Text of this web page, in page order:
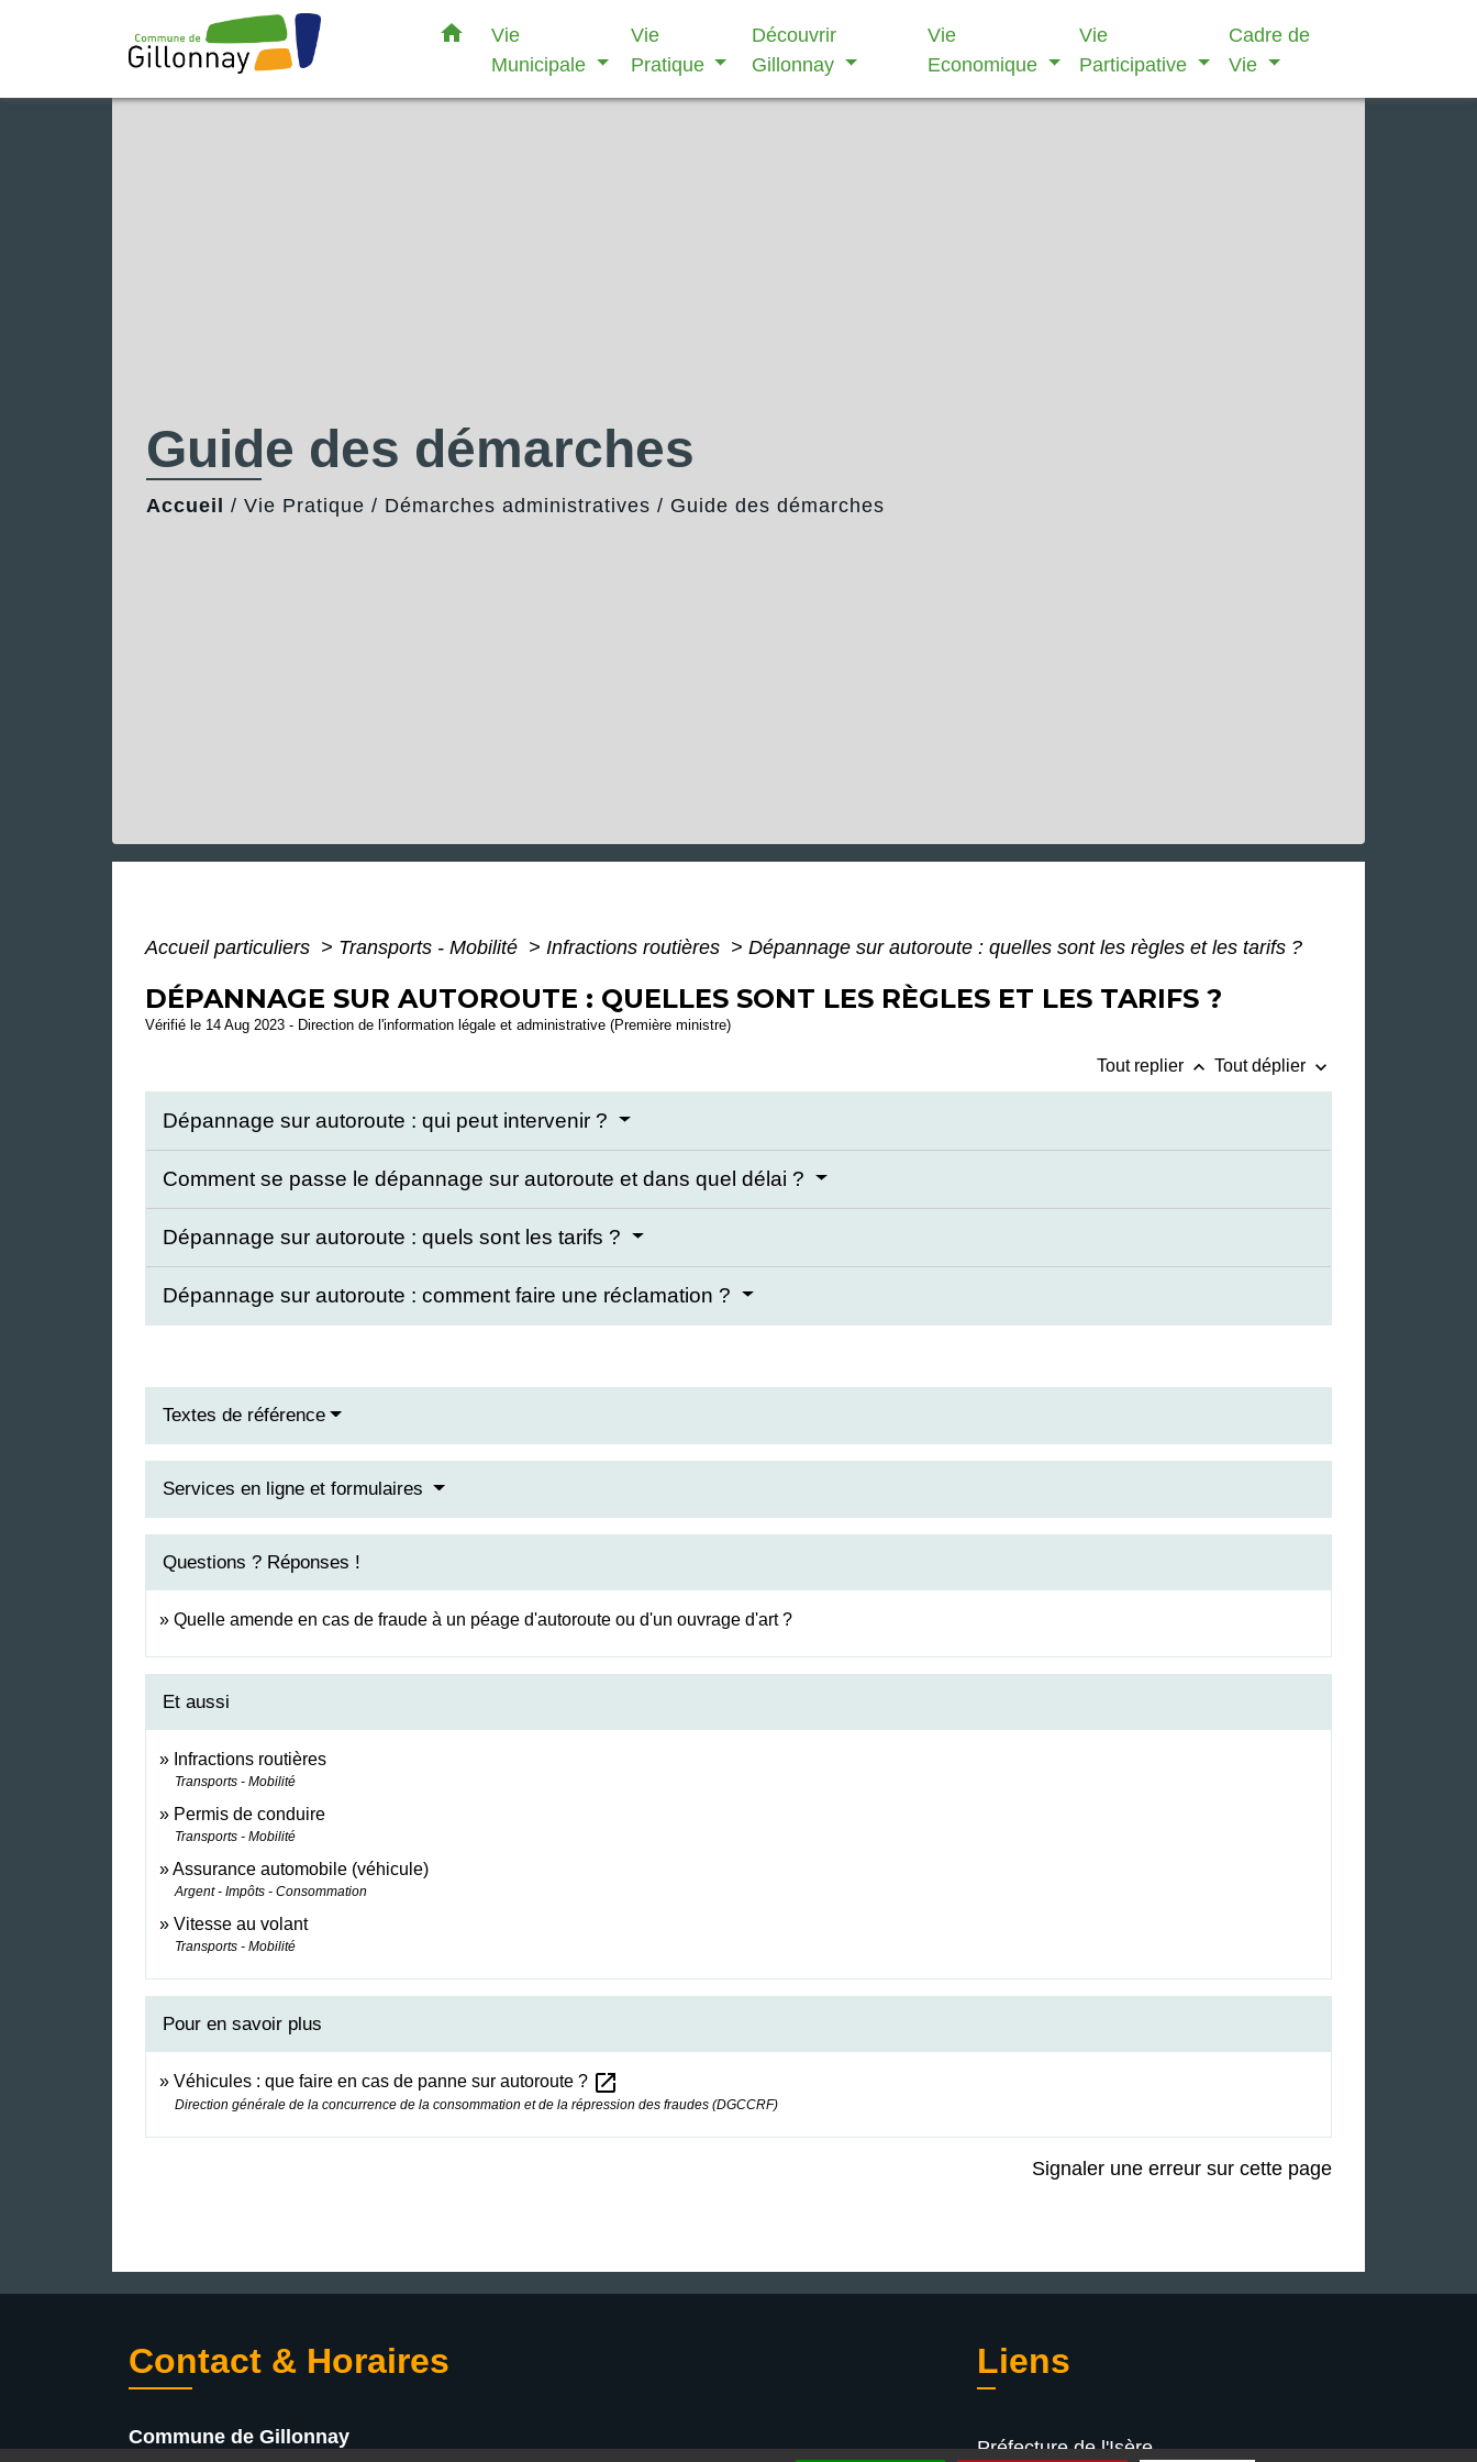
home
Vie
Municipale
Vie
Pratique
Découvrir
Gillonnay
Vie
Economique
Vie
Participative
Cadre de
Vie
Guide des démarches
Accueil / Vie Pratique / Démarches administratives / Guide des démarches
Accueil particuliers > Transports - Mobilité > Infractions routières > Dépannage sur autoroute : quelles sont les règles et les tarifs ?
DÉPANNAGE SUR AUTOROUTE : QUELLES SONT LES RÈGLES ET LES TARIFS ?
Vérifié le 14 Aug 2023 - Direction de l'information légale et administrative (Première ministre)
Tout replier keyboard_arrow_up Tout déplier keyboard_arrow_down
Dépannage sur autoroute : qui peut intervenir ?
Comment se passe le dépannage sur autoroute et dans quel délai ?
Dépannage sur autoroute : quels sont les tarifs ?
Dépannage sur autoroute : comment faire une réclamation ?
Textes de référence
Services en ligne et formulaires
Questions ? Réponses !
Quelle amende en cas de fraude à un péage d'autoroute ou d'un ouvrage d'art ?
Et aussi
Infractions routières
Transports - Mobilité
Permis de conduire
Transports - Mobilité
Assurance automobile (véhicule)
Argent - Impôts - Consommation
Vitesse au volant
Transports - Mobilité
Pour en savoir plus
Véhicules : que faire en cas de panne sur autoroute ? open_in_new
Direction générale de la concurrence de la consommation et de la répression des fraudes (DGCCRF)
Signaler une erreur sur cette page
Contact & Horaires
Commune de Gillonnay
Liens
Préfecture de l'Isère